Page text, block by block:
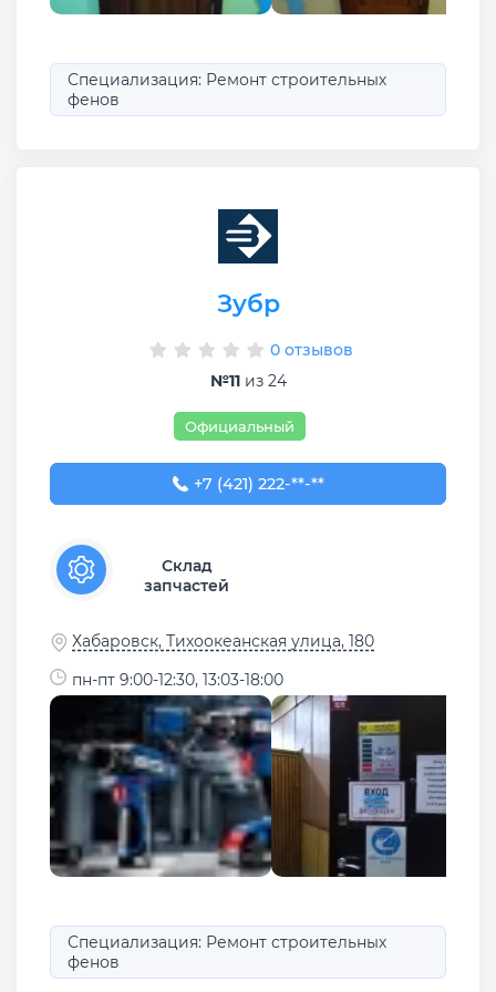
Специализация: Ремонт строительных
фенов
Зубр
0 отзывов
№11из 24
Официальный
+7 (421) 222-67-67
+7 (421) 222-**-**
Склад
запчастей
Хабаровск, Тихоокеанская улица, 180
пн-пт 9:00-12:30, 13:03-18:00
Специализация: Ремонт строительных
фенов